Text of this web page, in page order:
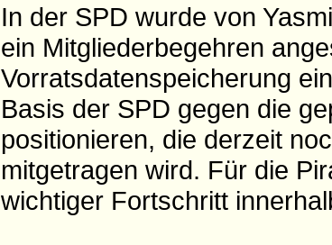
In der SPD wurde von
ein Mitgliederbegehren
Vorratsdatenspeicherung
Basis der SPD gegen die
positionieren, die derzeit
mitgetragen wird. Für die
wichtiger Fortschritt